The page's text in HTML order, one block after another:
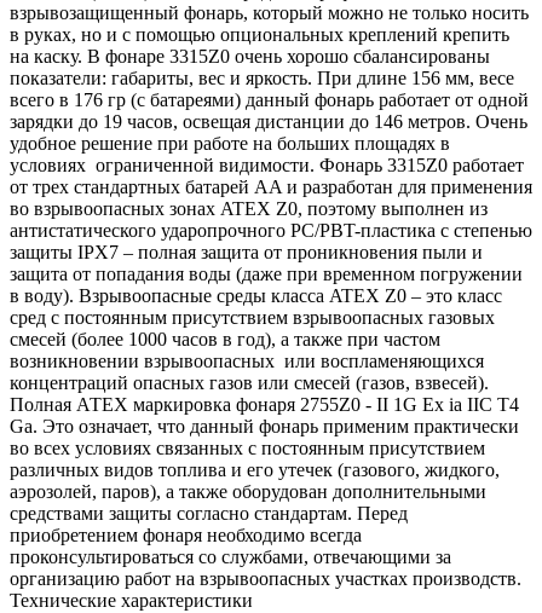
взрывозащищенный фонарь, который можно не только носить
в руках, но и с помощью опциональных креплений крепить
на каску. В фонаре 3315Z0 очень хорошо сбалансированы
показатели: габариты, вес и яркость. При длине 156 мм, весе
всего в 176 гр (с батареями) данный фонарь работает от одной
зарядки до 19 часов, освещая дистанции до 146 метров. Очень
удобное решение при работе на больших площадях в
условиях ограниченной видимости. Фонарь 3315Z0 работает
от трех стандартных батарей AA и разработан для применения
во взрывоопасных зонах ATEX Z0, поэтому выполнен из
антистатического ударопрочного PC/PBT-пластика с степенью
защиты IPX7 – полная защита от проникновения пыли и
защита от попадания воды (даже при временном погружении
в воду). Взрывоопасные среды класса ATEX Z0 – это класс
сред с постоянным присутствием взрывоопасных газовых
смесей (более 1000 часов в год), а также при частом
возникновении взрывоопасных или воспламеняющихся
концентраций опасных газов или смесей (газов, взвесей).
Полная АТЕХ маркировка фонаря 2755Z0 - II 1G Ex ia IIC T4
Ga. Это означает, что данный фонарь применим практически
во всех условиях связанных с постоянным присутствием
различных видов топлива и его утечек (газового, жидкого,
аэрозолей, паров), а также оборудован дополнительными
средствами защиты согласно стандартам. Перед
приобретением фонаря необходимо всегда
проконсультироваться со службами, отвечающими за
организацию работ на взрывоопасных участках производств.
Технические характеристики